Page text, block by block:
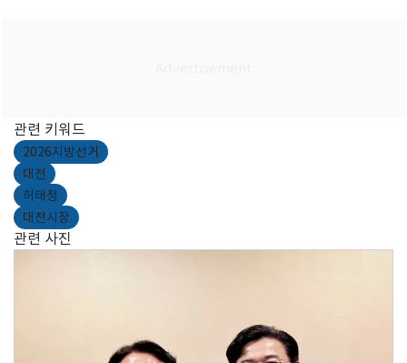
관련 키워드
2026지방선거
대전
허태정
대전시장
관련 사진